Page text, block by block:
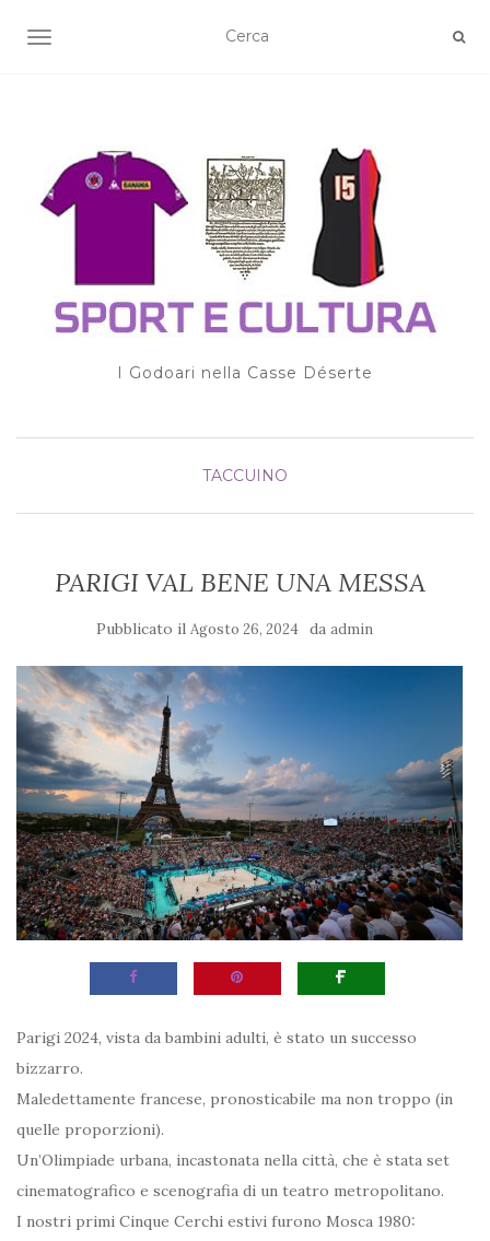
TOGGLE NAVIGATION
I Godoari nella Casse Déserte
TACCUINO
PARIGI VAL BENE UNA MESSA
Pubblicato il Agosto 26, 2024 da admin
Parigi 2024, vista da bambini adulti, è stato un successo
bizzarro.
Maledettamente francese, pronosticabile ma non troppo (in
quelle proporzioni).
Un’Olimpiade urbana, incastonata nella città, che è stata set
cinematografico e scenografia di un teatro metropolitano.
I nostri primi Cinque Cerchi estivi furono Mosca 1980: